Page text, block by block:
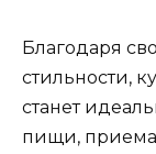
Благодаря
стильности,
станет
пищи, приема